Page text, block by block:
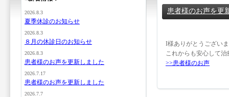
患者様のお声を更
I様ありがとうござい
これからも安心して
>>患者様のお声
2026.8.3
夏季休診のお知らせ
2026.8.3
８月の休診日のお知らせ
2026.8.3
患者様のお声を更新しました
2026.7.17
患者様のお声を更新しました
2026.7.7